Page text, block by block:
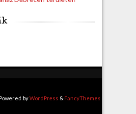
byWordPress & FancyThemes